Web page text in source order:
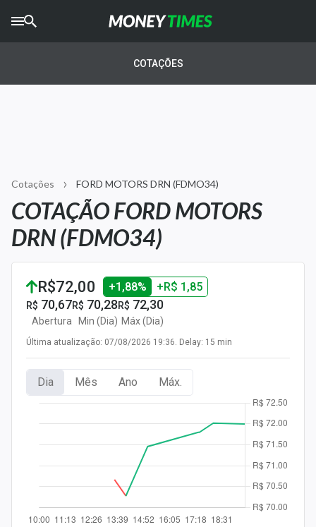
AGROTIMES
Newsletters
Money Trader
Anuncie
Últimas Notícias
Newsletters
Cotações
Comprar ou vender?
Central de Fundos Imobiliários
Central dos IPOs
COTAÇÕES
Cotações FORD MOTORS DRN (FDMO34)
COTAÇÃO FORD MOTORS
DRN (FDMO34)
R$72,00 +1,88% +R$ 1,85
R$ 70,67
Abertura
R$ 70,28
Min (Dia)
R$ 72,30
Máx (Dia)
Última atualização: 07/08/2026 19:36. Delay: 15 min
Dia Mês Ano Máx.